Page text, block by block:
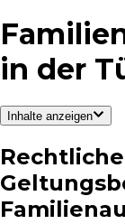
in der
Inhalte anzeigen